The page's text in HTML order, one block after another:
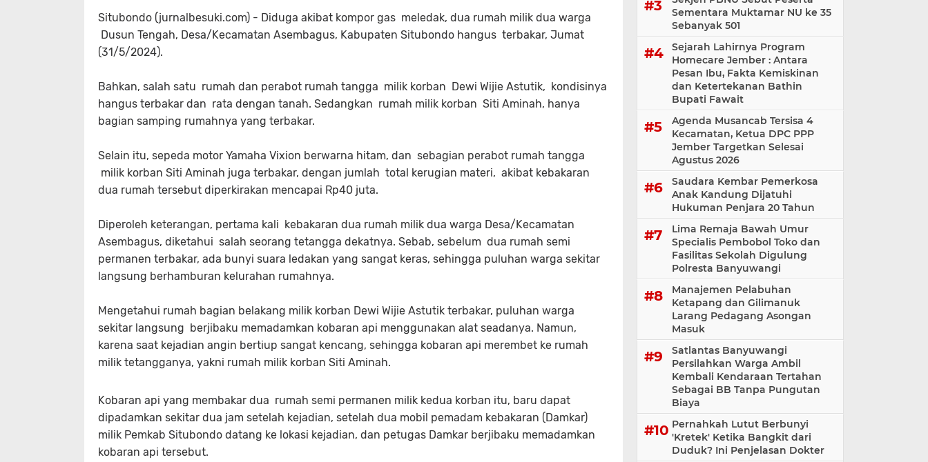
Situbondo (jurnalbesuki.com) - Diduga akibat kompor gas meledak, dua rumah milik dua warga
Dusun Tengah, Desa/Kecamatan Asembagus, Kabupaten Situbondo hangus terbakar, Jumat
(31/5/2024).
Bahkan, salah satu rumah dan perabot rumah tangga milik korban Dewi Wijie Astutik, kondisinya
hangus terbakar dan rata dengan tanah. Sedangkan rumah milik korban Siti Aminah, hanya
bagian samping rumahnya yang terbakar.
Selain itu, sepeda motor Yamaha Vixion berwarna hitam, dan sebagian perabot rumah tangga
milik korban Siti Aminah juga terbakar, dengan jumlah total kerugian materi, akibat kebakaran
dua rumah tersebut diperkirakan mencapai Rp40 juta.
Diperoleh keterangan, pertama kali kebakaran dua rumah milik dua warga Desa/Kecamatan
Asembagus, diketahui salah seorang tetangga dekatnya. Sebab, sebelum dua rumah semi
permanen terbakar, ada bunyi suara ledakan yang sangat keras, sehingga puluhan warga sekitar
langsung berhamburan kelurahan rumahnya.
Mengetahui rumah bagian belakang milik korban Dewi Wijie Astutik terbakar, puluhan warga
sekitar langsung berjibaku memadamkan kobaran api menggunakan alat seadanya. Namun,
karena saat kejadian angin bertiup sangat kencang, sehingga kobaran api merembet ke rumah
milik tetangganya, yakni rumah milik korban Siti Aminah.
Kobaran api yang membakar dua rumah semi permanen milik kedua korban itu, baru dapat
dipadamkan sekitar dua jam setelah kejadian, setelah dua mobil pemadam kebakaran (Damkar)
milik Pemkab Situbondo datang ke lokasi kejadian, dan petugas Damkar berjibaku memadamkan
kobaran api tersebut.
Sementara Muktamar NU ke 35
Sebanyak 501
Sejarah Lahirnya Program
Homecare Jember : Antara
Pesan Ibu, Fakta Kemiskinan
dan Ketertekanan Bathin
Bupati Fawait
Agenda Musancab Tersisa 4
Kecamatan, Ketua DPC PPP
Jember Targetkan Selesai
Agustus 2026
Saudara Kembar Pemerkosa
Anak Kandung Dijatuhi
Hukuman Penjara 20 Tahun
Lima Remaja Bawah Umur
Specialis Pembobol Toko dan
Fasilitas Sekolah Digulung
Polresta Banyuwangi
Manajemen Pelabuhan
Ketapang dan Gilimanuk
Larang Pedagang Asongan
Masuk
Satlantas Banyuwangi
Persilahkan Warga Ambil
Kembali Kendaraan Tertahan
Sebagai BB Tanpa Pungutan
Biaya
Pernahkah Lutut Berbunyi
'Kretek' Ketika Bangkit dari
Duduk? Ini Penjelasan Dokter